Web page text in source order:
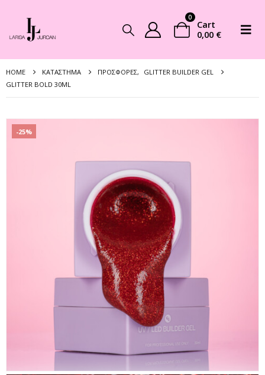
0
Cart
0,00 €
HOME ΚΑΤΆΣΤΗΜΑ ΠΡΟΣΦΟΡΈΣ,
GLITTER BUILDER GEL
GLITTER BOLD 30ML
-25%